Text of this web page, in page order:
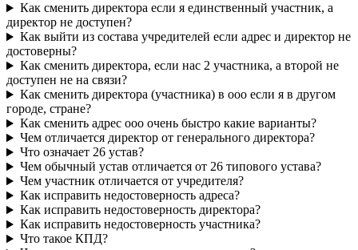
Как сменить директора если я единственный участник, а
директор не доступен?
Как выйти из состава учредителей если адрес и директор не
достоверны?
Как сменить директора, если нас 2 участника, а второй не
доступен не на связи?
Как сменить директора (участника) в ооо если я в другом
городе, стране?
Как сменить адрес ооо очень быстро какие варианты?
Чем отличается директор от генерального директора?
Что означает 26 устав?
Чем обычный устав отличается от 26 типового устава?
Чем участник отличается от учредителя?
Как исправить недостоверность адреса?
Как исправить недостоверность директора?
Как исправить недостоверность участника?
Что такое КПД?